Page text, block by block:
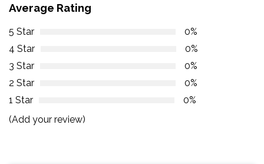
Average Rating
5 Star
0%
4 Star
0%
3 Star
0%
2 Star
0%
1 Star
0%
(Add your review)